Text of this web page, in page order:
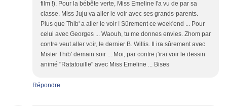
film !). Pour la bébête verte, Miss Emeline l'a vu de par sa
classe. Miss Juju va aller le voir avec ses grands-parents.
Plus que Thib' a aller le voir ! Sûrement ce week'end ... Pour
celui avec Georges ... Waouh, tu me donnes envies. Zhom par
contre veut aller voir, le dernier B. Willis. Il ira sûrement avec
Mister Thib' demain soir ... Moi, par contre j'irai voir le dessin
animé "Ratatouille" avec Miss Emeline ... Bises
Répondre